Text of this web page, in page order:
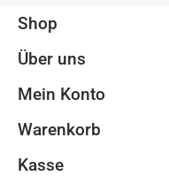
Shop
Über uns
Mein Konto
Warenkorb
Kasse